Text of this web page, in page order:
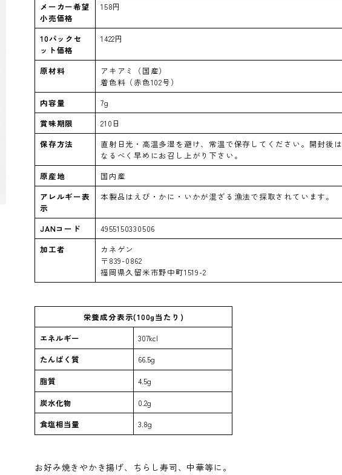
メーカー希望
小売価格
158円
10パックセ
ット価格
1422円
原材料
アキアミ（国産）
着色料（赤色102号）
内容量
7g
賞味期限
210日
保存方法
直射日光・高温多湿を避け、常温で保存してください。開封後は
なるべく早めにお召し上がり下さい。
原産地
国内産
アレルギー表
示
本製品はえび・かに・いかが混ざる漁法で採取されています。
JANコード
4955150330506
加工者
カネゲン
〒839-0862
福岡県久留米市野中町1519-2
栄養成分表示(100g当たり)
エネルギー
307kcl
たんぱく質
66.5g
脂質
4.5g
炭水化物
0.2g
食塩相当量
3.8g
お好み焼きやかき揚げ、ちらし寿司、中華等に。